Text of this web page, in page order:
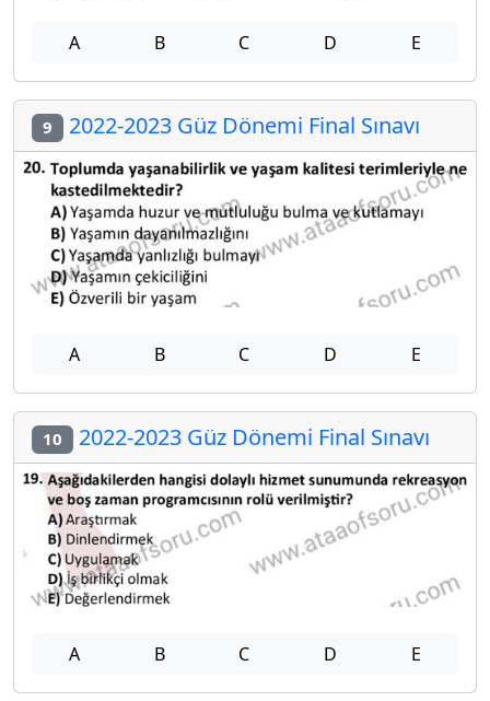
A B C D E
9 2022-2023 Güz Dönemi Final Sınavı
A B C D E
10 2022-2023 Güz Dönemi Final Sınavı
A B C D E